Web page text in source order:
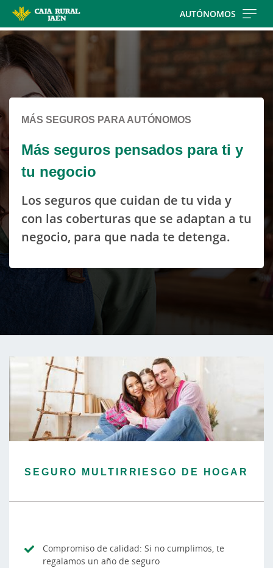
contentt
AUTÓNOMOS
Cargando
contenido,
por
favor
espere...
MÁS SEGUROS PARA AUTÓNOMOS
Más seguros pensados para ti y
tu negocio
Los seguros que cuidan de tu vida y
con las coberturas que se adaptan a tu
negocio, para que nada te detenga.
SEGURO MULTIRRIESGO DE HOGAR
Compromiso de calidad: Si no cumplimos, te
regalamos un año de seguro